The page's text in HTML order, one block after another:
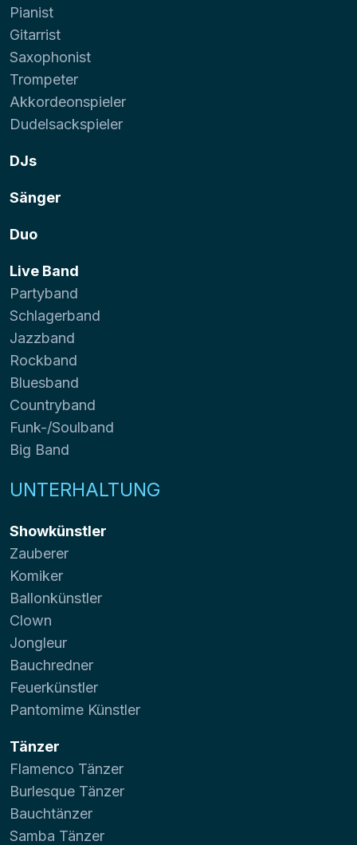
Pianist
Gitarrist
Saxophonist
Trompeter
Akkordeonspieler
Dudelsackspieler
DJs
Sänger
Duo
Live Band
Partyband
Schlagerband
Jazzband
Rockband
Bluesband
Countryband
Funk-/Soulband
Big Band
UNTERHALTUNG
Showkünstler
Zauberer
Komiker
Ballonkünstler
Clown
Jongleur
Bauchredner
Feuerkünstler
Pantomime Künstler
Tänzer
Flamenco Tänzer
Burlesque Tänzer
Bauchtänzer
Samba Tänzer